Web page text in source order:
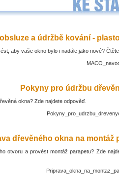
a údržbě kování -
aby vaše okno bylo i nadále jako nové?
Pokyny pro údržbu
okna? Zde najdete odpověď.
dřevěného okna na montáž
otvoru a provést montáž parapetu? Zde